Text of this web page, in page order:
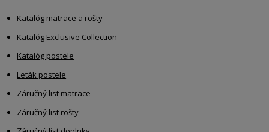
Katalóg matrace a rošty
Katalóg Exclusive Collection
Katalóg postele
Leták postele
Záručný list matrace
Záručný list rošty